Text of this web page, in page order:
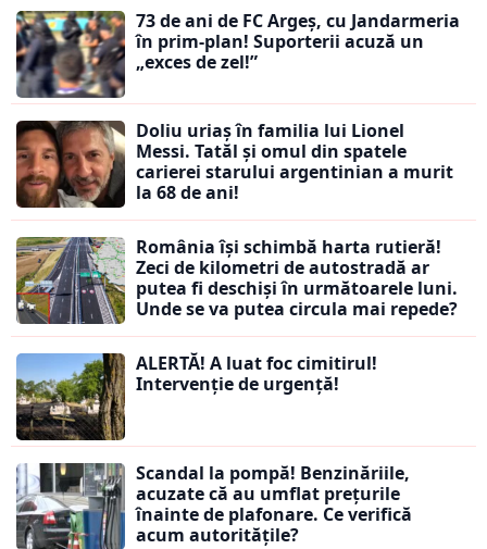
73 de ani de FC Argeș, cu Jandarmeria
în prim-plan! Suporterii acuză un
„exces de zel!”
Doliu uriaș în familia lui Lionel
Messi. Tatăl și omul din spatele
carierei starului argentinian a murit
la 68 de ani!
România își schimbă harta rutieră!
Zeci de kilometri de autostradă ar
putea fi deschiși în următoarele luni.
Unde se va putea circula mai repede?
ALERTĂ! A luat foc cimitirul!
Intervenție de urgență!
Scandal la pompă! Benzinăriile,
acuzate că au umflat prețurile
înainte de plafonare. Ce verifică
acum autoritățile?